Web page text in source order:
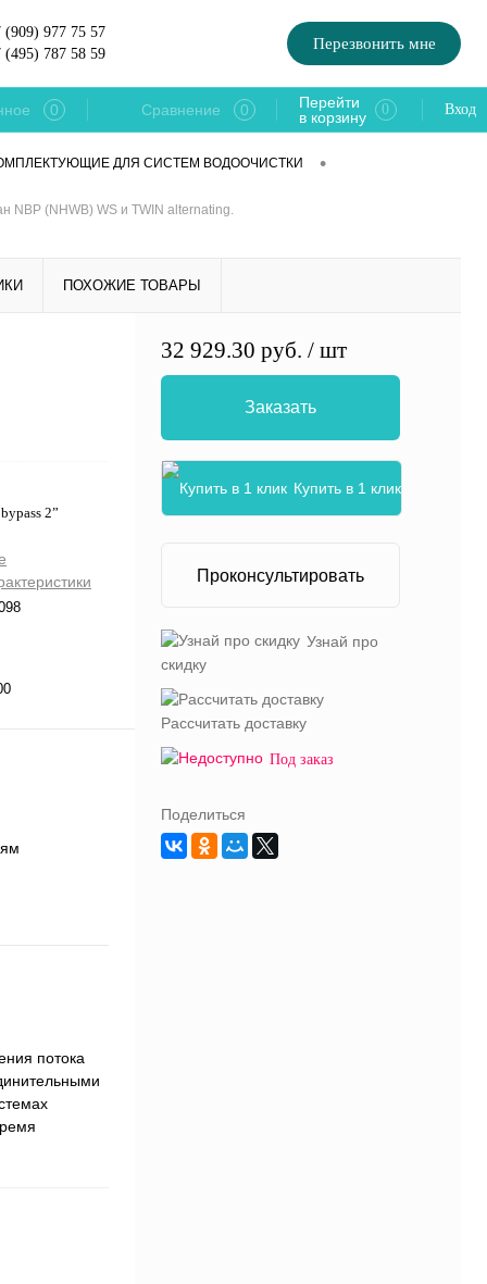
(909) 977 75 57
(495) 787 58 59
Перезвонить мне
0 Сравнение 0
Перейти
в корзину
0 Вход
ДЛЯ СИСТЕМ ВОДООЧИСТКИ •
NBP (NHWB) WS и TWIN alternating.
ПОХОЖИЕ ТОВАРЫ
2”
потока
32 929.30 руб. / шт
Заказать
Купить в 1 клик
Проконсультировать
Узнай про
скидку
Рассчитать доставку
Под заказ
Поделиться